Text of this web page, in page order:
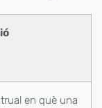
en què una